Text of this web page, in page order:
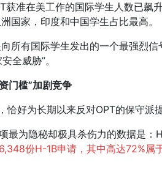
准在美工作的国际学生人数已飙
国家，印度和中国学生占比最高。
有国际学生发出的一个最强烈信
全威胁”。
门槛”加剧竞争
好为长期以来反对OPT的保守派提
为隐秘却极具杀伤力的数据是：
份H-1B申请，其中高达72%属